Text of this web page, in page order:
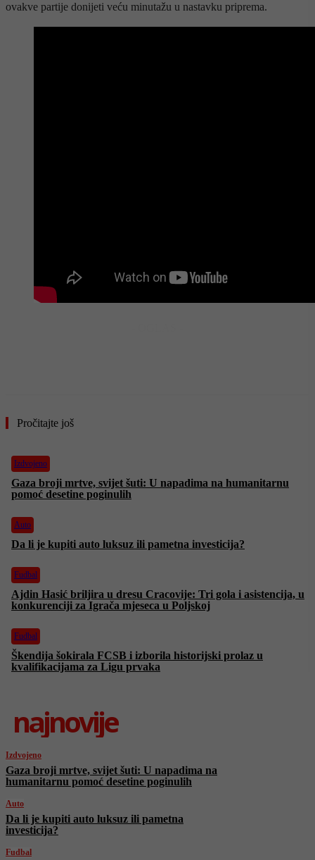
ovakve partije donijeti veću minutažu u nastavku priprema.
Pročitajte još
Izdvojeno
Gaza broji mrtve, svijet šuti: U napadima na humanitarnu
pomoć desetine poginulih
Auto
Da li je kupiti auto luksuz ili pametna investicija?
Fudbal
Ajdin Hasić briljira u dresu Cracovije: Tri gola i asistencija, u
konkurenciji za Igrača mjeseca u Poljskoj
Fudbal
Škendija šokirala FCSB i izborila historijski prolaz u
kvalifikacijama za Ligu prvaka
najnovije
Izdvojeno
Gaza broji mrtve, svijet šuti: U napadima na
humanitarnu pomoć desetine poginulih
Auto
Da li je kupiti auto luksuz ili pametna
investicija?
Fudbal